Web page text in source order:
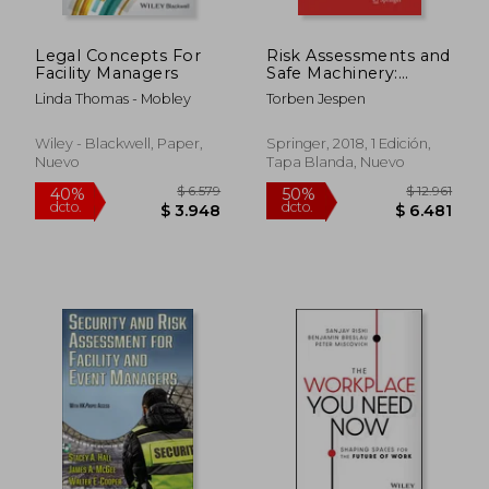
Legal Concepts For
Facility Managers
Linda Thomas - Mobley
Wiley - Blackwell, Paper,
Nuevo
Risk Assessments and
Safe Machinery:
Ensuring Compliance
With the eu
Series in Reliability
Engineering) (en
Torben Jespen
Springer, 2018, 1 Edición,
Tapa Blanda, Nuevo